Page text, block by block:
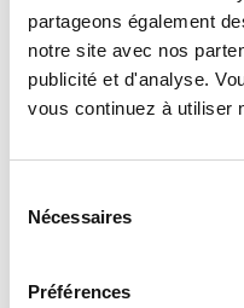
partageons également
notre site avec nos
publicité et d'analyse.
vous continuez à utiliser
Nécessaires
Préférences
Praktikabilität…
Die Re-uz ® Weingläser
geformt. Dieses Design
werden: Keine Rückstände
in der Spülmaschine
oder überindustrielle
Die Weingläser sind aus
sind daher vollständig